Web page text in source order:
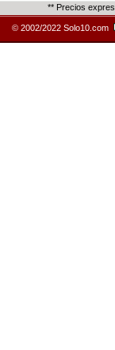
** Precios
© 2002/2022 Solo10.com